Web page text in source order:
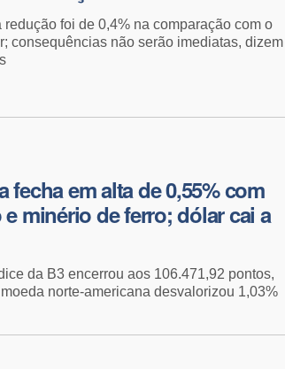
redução foi de 0,4% na comparação com o
consequências não serão imediatas, dizem
fecha em alta de 0,55% com
minério de ferro; dólar cai a
da B3 encerrou aos 106.471,92 pontos,
norte-americana desvalorizou 1,03%